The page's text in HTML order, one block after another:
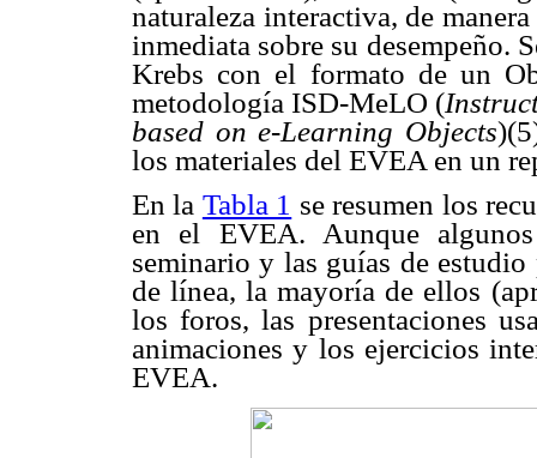
naturaleza interactiva, de
inmediata sobre su desempeño.
Krebs con el formato de un
metodología ISD-MeLO (
based on e-Learning Objects
los materiales del EVEA en un
En la Tabla 1 se resumen los
en el EVEA. Aunque
seminario y las guías de
de línea, la mayoría de ellos
los foros, las presentaciones
animaciones y los ejercicios
EVEA.